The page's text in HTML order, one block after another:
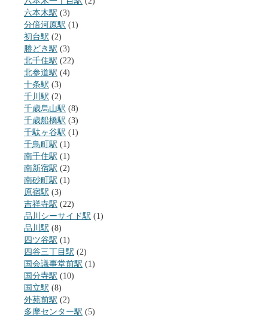
六本木駅 (3)
分倍河原駅 (1)
初台駅 (2)
勝どき駅 (3)
北千住駅 (22)
北参道駅 (4)
十条駅 (3)
千川駅 (2)
千歳烏山駅 (8)
千歳船橋駅 (3)
千駄ヶ谷駅 (1)
千鳥町駅 (1)
南千住駅 (1)
南新宿駅 (2)
南砂町駅 (1)
原宿駅 (3)
吉祥寺駅 (22)
品川シーサイド駅 (1)
品川駅 (8)
四ツ谷駅 (1)
四谷三丁目駅 (2)
国会議事堂前駅 (1)
国分寺駅 (10)
国立駅 (8)
外苑前駅 (2)
多摩センター駅 (5)